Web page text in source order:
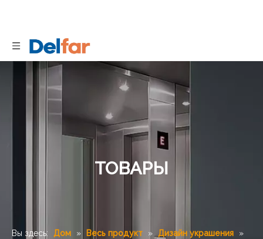
ТОВАРЫ
Вы здесь: Дом » Весь продукт » Дизайн украшения
»